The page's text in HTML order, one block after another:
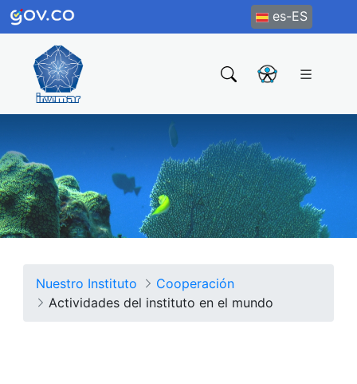
es-ES
Nuestro Instituto
Cooperación
Actividades del instituto en el mundo